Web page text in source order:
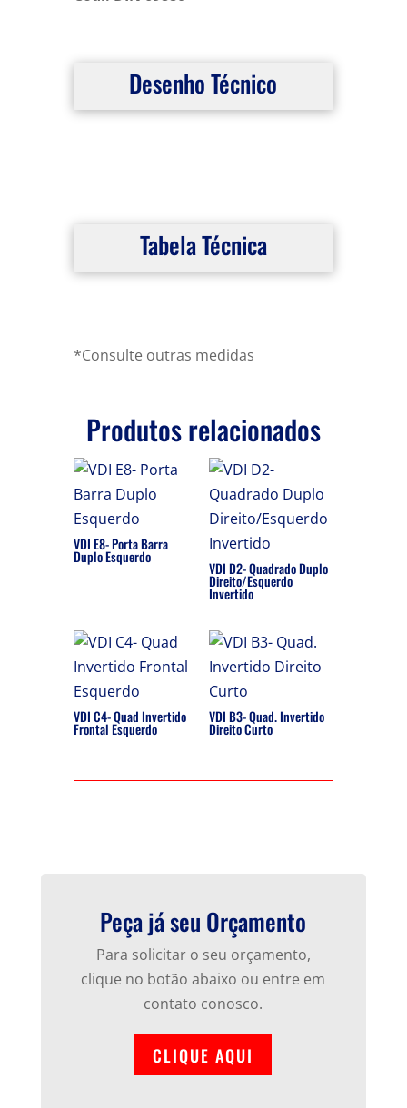
Desenho Técnico
Tabela Técnica
*Consulte outras medidas
Produtos relacionados
VDI E8- Porta Barra
Duplo Esquerdo
VDI D2- Quadrado Duplo
Direito/Esquerdo
Invertido
VDI C4- Quad Invertido
Frontal Esquerdo
VDI B3- Quad. Invertido
Direito Curto
Peça já seu Orçamento
Para solicitar o seu orçamento,
clique no botão abaixo ou entre em
contato conosco.
CLIQUE AQUI